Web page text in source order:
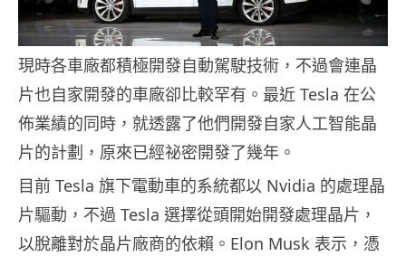
現時各車廠都積極開發自動駕駛技術，不過會連晶
片也自家開發的車廠卻比較罕有。最近 Tesla 在公
佈業績的同時，就透露了他們開發自家人工智能晶
片的計劃，原來已經祕密開發了幾年。
目前 Tesla 旗下電動車的系統都以 Nvidia 的處理晶
片驅動，不過 Tesla 選擇從頭開始開發處理晶片，
以脫離對於晶片廠商的依賴。Elon Musk 表示，憑